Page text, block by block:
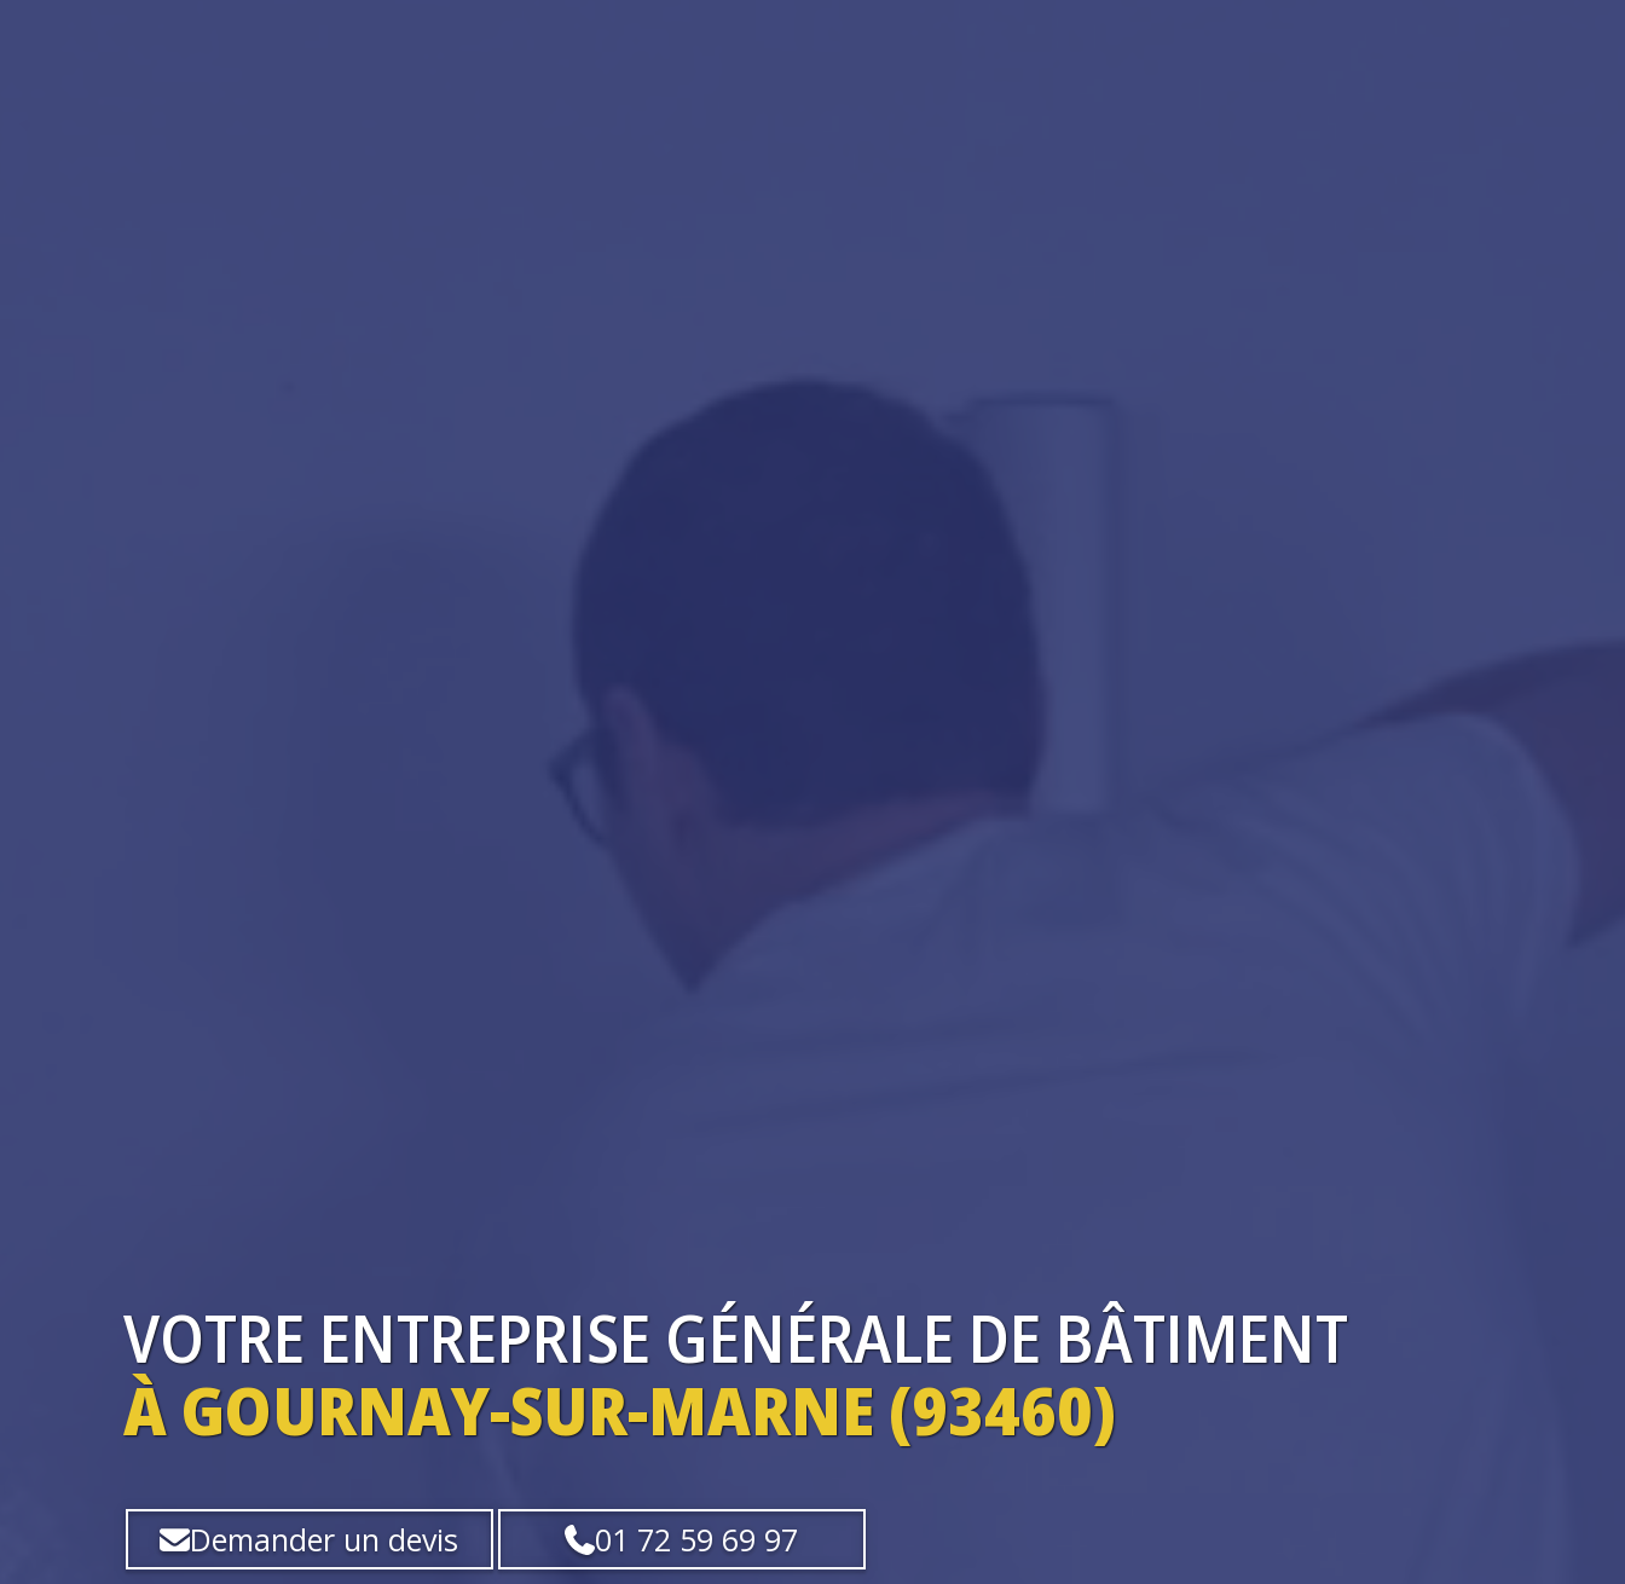
VOTRE ENTREPRISE GÉNÉRALE DE BÂTIMENT
À GOURNAY-SUR-MARNE (93460)
Demander un devis 01 72 59 69 97